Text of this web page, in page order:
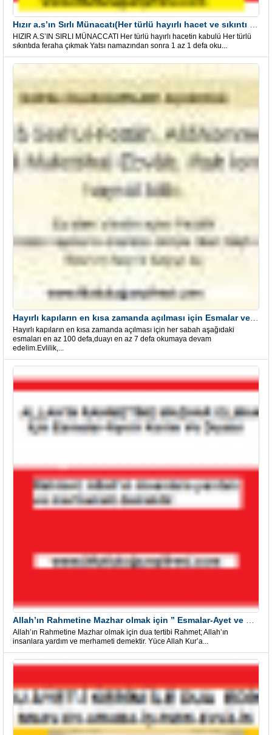
HIZIR A.S’IN SIRLI MÜNACCATI Her türlü hayırlı hacetin kabulü Her türlü
sıkıntıda feraha çıkmak Yatsı namazından sonra 1 az 1 defa oku...
Hayırlı kapıların en kısa zamanda açılması için her sabah aşağıdaki
esmaları en az 100 defa,duayı en az 7 defa okumaya devam
edelim.Evlilik,...
Allah’ın Rahmetine Mazhar olmak için dua tertibi Rahmet; Allah’ın
insanlara yardım ve merhameti demektir. Yüce Allah Kur’a...